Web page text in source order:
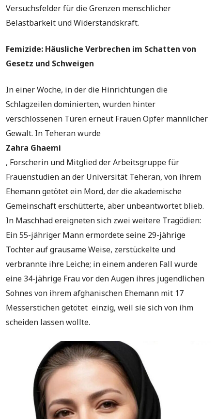
Versuchsfelder für die Grenzen menschlicher
Belastbarkeit und Widerstandskraft.
Femizide: Häusliche Verbrechen im Schatten von
Gesetz und Schweigen
In einer Woche, in der die Hinrichtungen die
Schlagzeilen dominierten, wurden hinter
verschlossenen Türen erneut Frauen Opfer männlicher
Gewalt. In Teheran wurde
Zahra Ghaemi
, Forscherin und Mitglied der Arbeitsgruppe für
Frauenstudien an der Universität Teheran, von ihrem
Ehemann getötet ein Mord, der die akademische
Gemeinschaft erschütterte, aber unbeantwortet blieb.
In Maschhad ereigneten sich zwei weitere Tragödien:
Ein 55-jähriger Mann ermordete seine 29-jährige
Tochter auf grausame Weise, zerstückelte und
verbrannte ihre Leiche; in einem anderen Fall wurde
eine 34-jährige Frau vor den Augen ihres jugendlichen
Sohnes von ihrem afghanischen Ehemann mit 17
Messerstichen getötet einzig, weil sie sich von ihm
scheiden lassen wollte.